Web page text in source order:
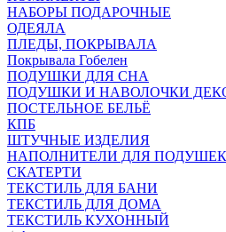
НАБОРЫ ПОДАРОЧНЫЕ
ОДЕЯЛА
ПЛЕДЫ, ПОКРЫВАЛА
Покрывала Гобелен
ПОДУШКИ ДЛЯ СНА
ПОДУШКИ И НАВОЛОЧКИ
ПОСТЕЛЬНОЕ БЕЛЬЁ
КПБ
ШТУЧНЫЕ ИЗДЕЛИЯ
НАПОЛНИТЕЛИ ДЛЯ
СКАТЕРТИ
ТЕКСТИЛЬ ДЛЯ БАНИ
ТЕКСТИЛЬ ДЛЯ ДОМА
ТЕКСТИЛЬ КУХОННЫЙ